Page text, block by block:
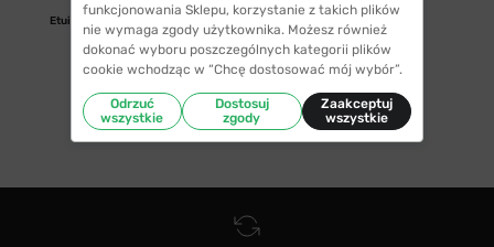
Etui/woreczek
funkcjonowania Sklepu, korzystanie z takich plików
nie wymaga zgody użytkownika. Możesz również
dokonać wyboru poszczególnych kategorii plików
cookie wchodząc w “Chcę dostosować mój wybór”.
Odrzuć
wszystkie
Dostosuj
zgody
Zaakceptuj
wszystkie